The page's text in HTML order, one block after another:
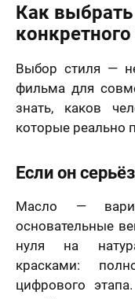
Как выбрать
Выбор стиля —
фильма для
знать, каков
которые реально
Если он
Масло —
основательные
нуля на
красками:
цифрового